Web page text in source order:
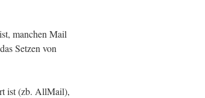
manchen Mail
Setzen von
ist (zb. AllMail),